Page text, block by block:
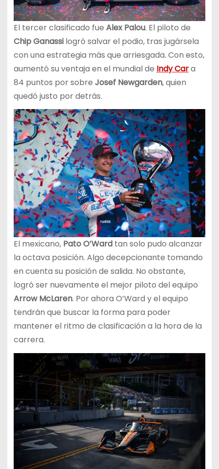
El tercer clasificado fue Alex Palou. El piloto de
Chip Ganassilogró salvar el podio, tras jugársela
con una estrategia más que arriesgada. Con esto,
aumentó su ventaja en el mundial de Indy Cara
84 puntos por sobre Josef Newgarden, quien
quedó justo por detrás.
El mexicano, Pato O’Wardtan solo pudo alcanzar
la octava posición. Algo decepcionante tomando
en cuenta su posición de salida. No obstante,
logró ser nuevamente el mejor piloto del equipo
Arrow McLaren. Por ahora O’Ward y el equipo
tendrán que buscar la forma para poder
mantener el ritmo de clasificación a la hora de la
carrera.